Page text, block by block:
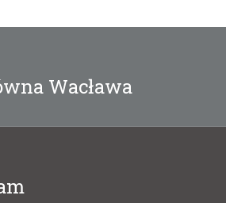
Wacława